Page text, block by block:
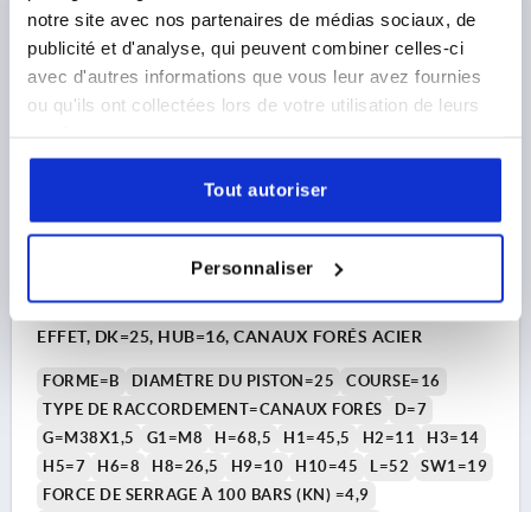
notre site avec nos partenaires de médias sociaux, de
publicité et d'analyse, qui peuvent combiner celles-ci
avec d'autres informations que vous leur avez fournies
ou qu'ils ont collectées lors de votre utilisation de leurs
Tout autoriser
Personnaliser
89,32 €
hors TVA
hors frais d’envoi
DÉTAILS
K1861 B
EFFET, DK=25, HUB=16, CANAUX FORÉS ACIER
FORME=B DIAMÈTRE DU PISTON=25
COURSE=16
TYPE DE RACCORDEMENT=CANAUX FORÉS
D=7
G=M38X1,5
G1=M8 H=68,5 H1=45,5 H2=11
H3=14
H5=7
H6=8 H8=26,5 H9=10 H10=45 L=52
SW1=19
FORCE DE SERRAGE À 100 BARS (KN) =4,9